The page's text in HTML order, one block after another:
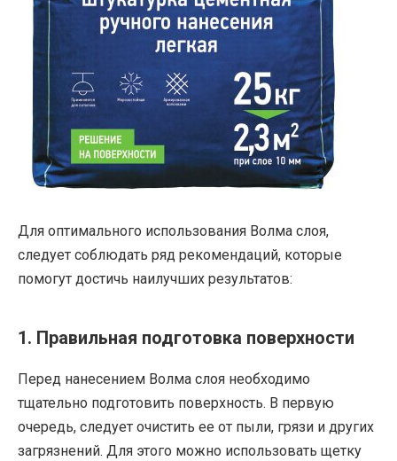
Для оптимального использования Волма слоя,
следует соблюдать ряд рекомендаций, которые
помогут достичь наилучших результатов:
1. Правильная подготовка поверхности
Перед нанесением Волма слоя необходимо
тщательно подготовить поверхность. В первую
очередь, следует очистить ее от пыли, грязи и других
загрязнений. Для этого можно использовать щетку